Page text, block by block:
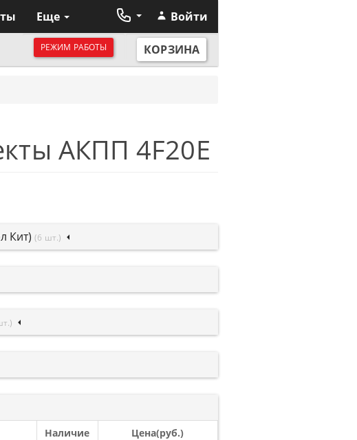
Еще Войти
РЕЖИМ РАБОТЫ КОРЗИНА
АКПП 4F20E
Кит)(6 шт.)
Наличие Цена(руб.)